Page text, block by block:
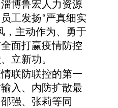
淄博鲁宏人力资源
员工发扬“严真细实
，主动作为、勇于
面打赢疫情防控
立新功。
联防联控的第一
入、内防扩散最
强、张莉等同